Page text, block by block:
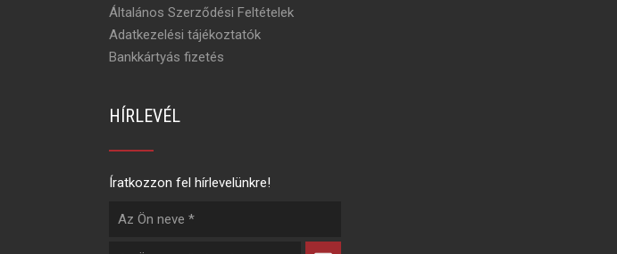
Általános Szerződési Feltételek
Adatkezelési tájékoztatók
Bankkártyás fizetés
HÍRLEVÉL
Íratkozzon fel hírlevelünkre!